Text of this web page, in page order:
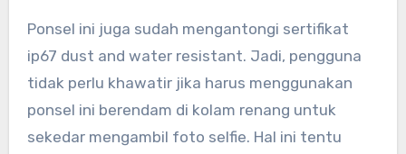
Ponsel ini juga sudah mengantongi sertifikat
ip67 dust and water resistant. Jadi, pengguna
tidak perlu khawatir jika harus menggunakan
ponsel ini berendam di kolam renang untuk
sekedar mengambil foto selfie. Hal ini tentu